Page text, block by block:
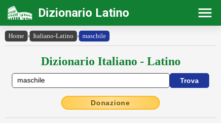
Dizionario Latino
Home › Italiano-Latino › maschile
Dizionario Italiano - Latino
Donazione